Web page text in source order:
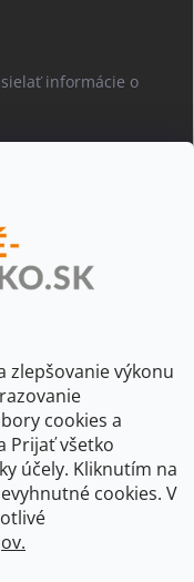
zlepšovanie výkonu
cookies a
Prijať všetko
účely. Kliknutím na
cookies. V
informácie o
osobných
za účelom
VKÚ Mapy Harmanec